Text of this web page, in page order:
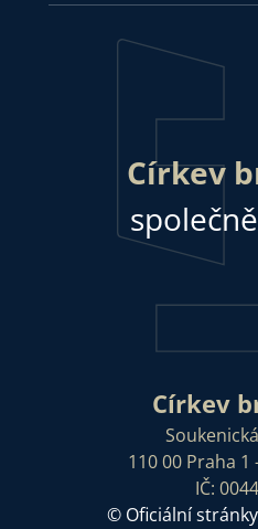
Církev
Církev
110 00 Praha 1
IČ:
© Oficiální